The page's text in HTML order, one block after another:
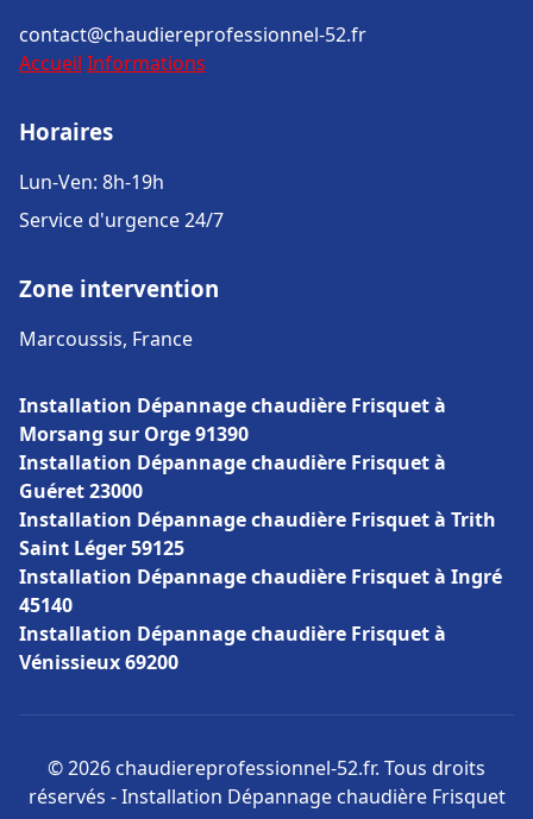
contact@chaudiereprofessionnel-52.fr
Accueil Informations
Horaires
Lun-Ven: 8h-19h
Service d'urgence 24/7
Zone intervention
Marcoussis, France
Installation Dépannage chaudière Frisquet à
Morsang sur Orge 91390
Installation Dépannage chaudière Frisquet à
Guéret 23000
Installation Dépannage chaudière Frisquet à Trith
Saint Léger 59125
Installation Dépannage chaudière Frisquet à Ingré
45140
Installation Dépannage chaudière Frisquet à
Vénissieux 69200
© 2026 chaudiereprofessionnel-52.fr. Tous droits
réservés - Installation Dépannage chaudière Frisquet